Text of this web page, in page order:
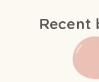
Recent